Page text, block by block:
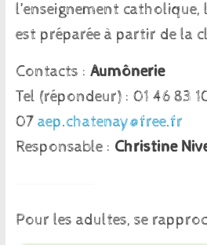
l’enseignement
est préparée à partir de la
Contacts : Aumônerie
Tel (répondeur) : 01 46 83
07 aep.chatenay@free.fr
Responsable : Christine
Pour les adultes, se